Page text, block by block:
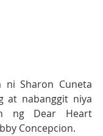
ni Sharon Cuneta
at nabanggit niya
ng Dear Heart
Concepcion.